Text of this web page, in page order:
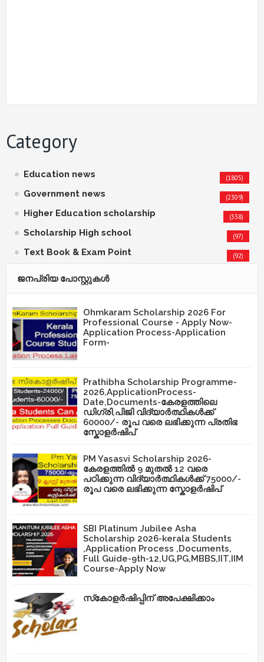
Category
Education news (1805)
Government news (2309)
Higher Education scholarship (338)
Scholarship High school (97)
Text Book & Exam Point (92)
ജനപ്രിയ പോസ്റ്റുകള്‍‌
Ohmkaram Scholarship 2026 For
Professional Course - Apply Now-
Application Process-Application
Form-
Prathibha Scholarship Programme-
2026,ApplicationProcess-
Date,Documents-കേരളത്തിലെ
ഡിഗ്രി,പിജി വിദ്യാർത്ഥികൾക്ക്
60000/- രൂപ വരെ ലഭിക്കുന്ന പ്രതിഭ
സ്കോളർഷിപ്
PM Yasasvi Scholarship 2026-
കേരളത്തിൽ 9 മുതൽ 12 വരെ
പഠിക്കുന്ന വിദ്യാർത്ഥികൾക്ക് 75000/-
രൂപ വരെ ലഭിക്കുന്ന സ്കോളർഷിപ്
SBI Platinum Jubilee Asha
Scholarship 2026-kerala Students
,Application Process ,Documents,
Full Guide-9th-12,UG,PG,MBBS,IIT,IIM
Course-Apply Now
സ്‌കോളർഷിപ്പിന് അപേക്ഷിക്കാം